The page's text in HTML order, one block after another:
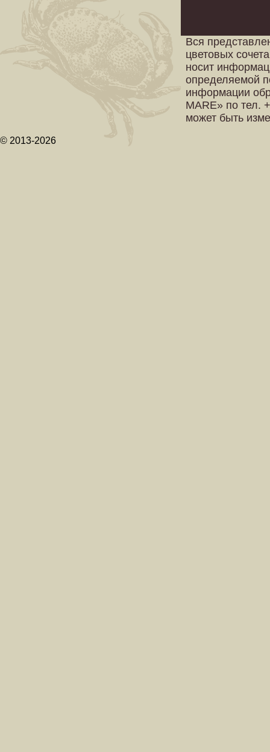
Вся
цветовых
носит
определяемой
информации
MARE» по тел.
может быть
© 2013-2026